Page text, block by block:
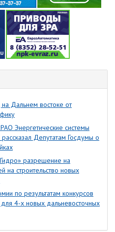
Дальнем востоке от
Энергетические системы
Депутатам Госдумы о
разрешение на
на строительство новых
по результатам конкурсов
4-х новых дальневосточных